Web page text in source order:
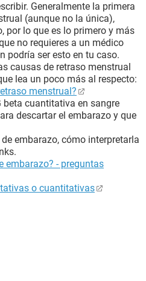
Generalmente la primera
(aunque no la única),
por lo que es lo primero y más
no requieres a un médico
podría ser esto en tu caso.
causas de retraso menstrual
lea un poco más al respecto:
menstrual?
beta cuantitativa en sangre
descartar el embarazo y que
embarazo, cómo interpretarla
embarazo? - preguntas
o cuantitativas